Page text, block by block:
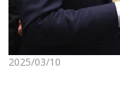
2025/03/10